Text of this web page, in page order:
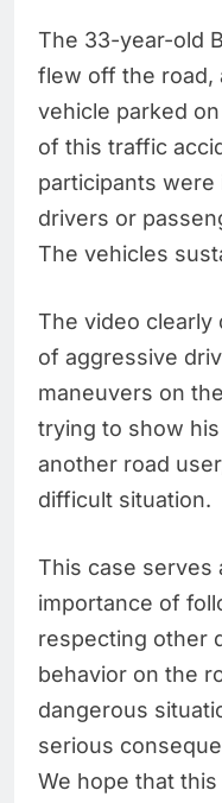
The 33-year-old
flew off the road,
vehicle parked
of this traffic
participants
drivers or
The vehicles
The video clearly
of aggressive
maneuvers on
trying to show
another road
difficult situation.
This case serves
importance of
respecting other
behavior on the
dangerous
serious
We hope that